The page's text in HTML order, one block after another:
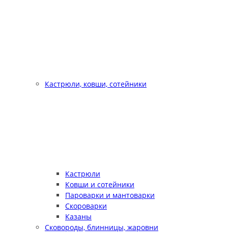
Кастрюли, ковши, сотейники
Кастрюли
Ковши и сотейники
Пароварки и мантоварки
Скороварки
Казаны
Сковороды, блинницы, жаровни